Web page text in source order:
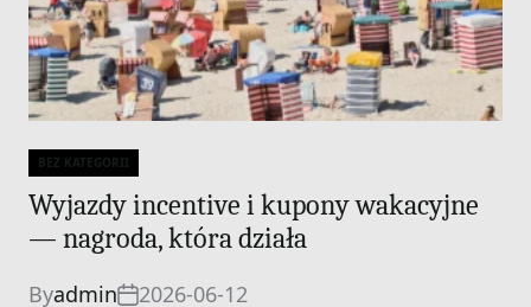
Categories
BEZ KATEGORII
Wyjazdy incentive i kupony wakacyjne
— nagroda, która działa
Byadmin 2026-06-12